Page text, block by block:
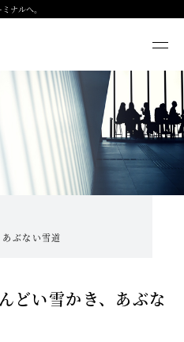
ナルへ。
ぶない雪道
どい雪かき、あぶな